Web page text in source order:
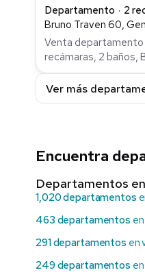
Departamento
2
Bruno Traven 60,
Venta departamento
recámaras, 2 baños,
Ver más
Encuentra
Departamentos
1,020 departamentos
463 departamentos
291 departamentos en
249 departamentos